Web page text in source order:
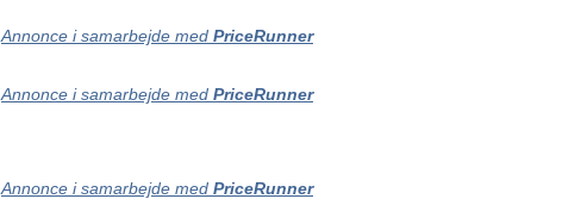
Annonce i samarbejde med PriceRunner
Annonce i samarbejde med PriceRunner
Annonce i samarbejde med PriceRunner